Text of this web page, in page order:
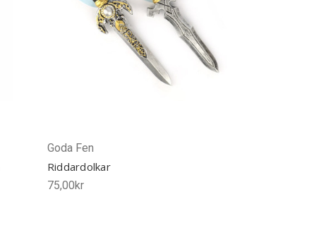
Goda Fen
Riddardolkar
75,00kr